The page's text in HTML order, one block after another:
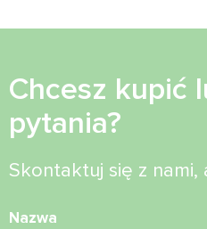
Chcesz kupić
pytania?
Skontaktuj się z nami,
Nazwa